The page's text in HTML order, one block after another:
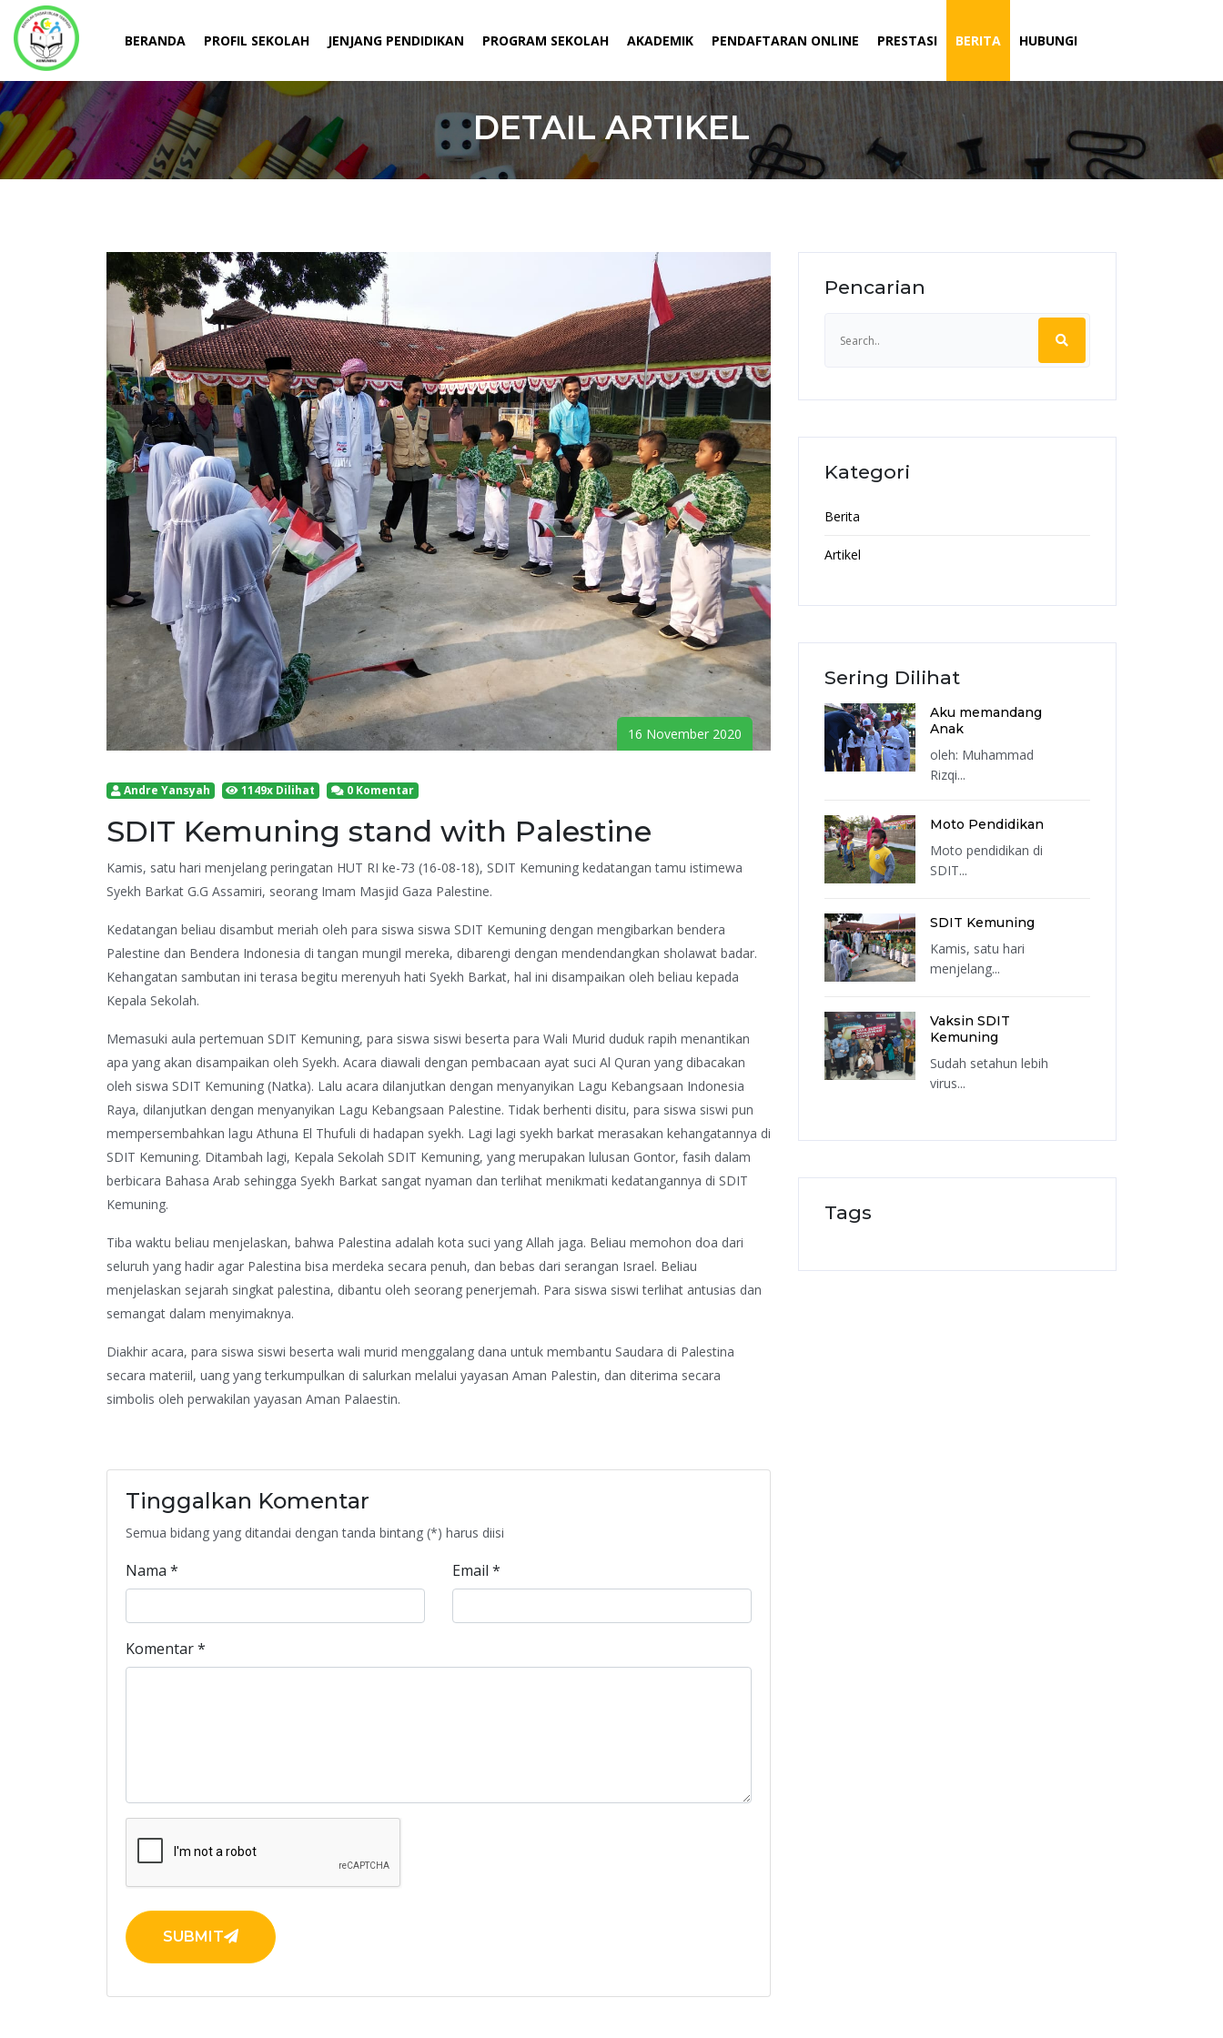
BERANDA PROFIL SEKOLAH JENJANG PENDIDIKAN PROGRAM SEKOLAH AKADEMIK PENDAFTARAN ONLINE PRESTASI BERITA HUBUNGI
DETAIL ARTIKEL
16 November 2020
Andre Yansyah 1149x Dilihat 0 Komentar
SDIT Kemuning stand with Palestine
Kamis, satu hari menjelang peringatan HUT RI ke-73 (16-08-18), SDIT Kemuning kedatangan tamu istimewa
Syekh Barkat G.G Assamiri, seorang Imam Masjid Gaza Palestine.
Kedatangan beliau disambut meriah oleh para siswa siswa SDIT Kemuning dengan mengibarkan bendera
Palestine dan Bendera Indonesia di tangan mungil mereka, dibarengi dengan mendendangkan sholawat badar.
Kehangatan sambutan ini terasa begitu merenyuh hati Syekh Barkat, hal ini disampaikan oleh beliau kepada
Kepala Sekolah.
Memasuki aula pertemuan SDIT Kemuning, para siswa siswi beserta para Wali Murid duduk rapih menantikan
apa yang akan disampaikan oleh Syekh. Acara diawali dengan pembacaan ayat suci Al Quran yang dibacakan
oleh siswa SDIT Kemuning (Natka). Lalu acara dilanjutkan dengan menyanyikan Lagu Kebangsaan Indonesia
Raya, dilanjutkan dengan menyanyikan Lagu Kebangsaan Palestine. Tidak berhenti disitu, para siswa siswi pun
mempersembahkan lagu Athuna El Thufuli di hadapan syekh. Lagi lagi syekh barkat merasakan kehangatannya di
SDIT Kemuning. Ditambah lagi, Kepala Sekolah SDIT Kemuning, yang merupakan lulusan Gontor, fasih dalam
berbicara Bahasa Arab sehingga Syekh Barkat sangat nyaman dan terlihat menikmati kedatangannya di SDIT
Kemuning.
Tiba waktu beliau menjelaskan, bahwa Palestina adalah kota suci yang Allah jaga. Beliau memohon doa dari
seluruh yang hadir agar Palestina bisa merdeka secara penuh, dan bebas dari serangan Israel. Beliau
menjelaskan sejarah singkat palestina, dibantu oleh seorang penerjemah. Para siswa siswi terlihat antusias dan
semangat dalam menyimaknya.
Diakhir acara, para siswa siswi beserta wali murid menggalang dana untuk membantu Saudara di Palestina
secara materiil, uang yang terkumpulkan di salurkan melalui yayasan Aman Palestin, dan diterima secara
simbolis oleh perwakilan yayasan Aman Palaestin.
Tinggalkan Komentar
Semua bidang yang ditandai dengan tanda bintang (*) harus diisi
Nama * Email *
Komentar*
SUBMIT
Pencarian
Kategori
Berita
Artikel
Sering Dilihat
Aku memandang
Anak
oleh: Muhammad
Rizqi...
Moto Pendidikan
Moto pendidikan di
SDIT...
SDIT Kemuning
Kamis, satu hari
menjelang...
Vaksin SDIT
Kemuning
Sudah setahun lebih
virus...
Tags